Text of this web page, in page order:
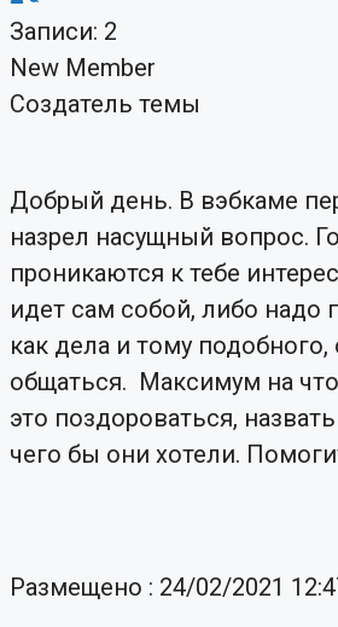
Записи: 2
New Member
Создатель темы
Добрый день. В вэбкаме
назрел насущный вопрос.
проникаются к тебе
идет сам собой, либо надо
как дела и тому подобного,
общаться. Максимум на
это поздороваться,
чего бы они хотели.
Размещено : 24/02/2021